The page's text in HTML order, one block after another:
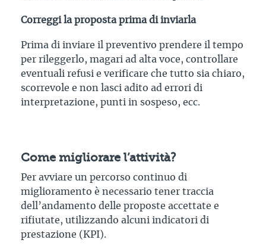
Correggi la proposta prima di inviarla
Prima di inviare il preventivo prendere il tempo
per rileggerlo, magari ad alta voce, controllare
eventuali refusi e verificare che tutto sia chiaro,
scorrevole e non lasci adito ad errori di
interpretazione, punti in sospeso, ecc.
Come migliorare l’attività?
Per avviare un percorso continuo di
miglioramento è necessario tener traccia
dell’andamento delle proposte accettate e
rifiutate, utilizzando alcuni indicatori di
prestazione (KPI).